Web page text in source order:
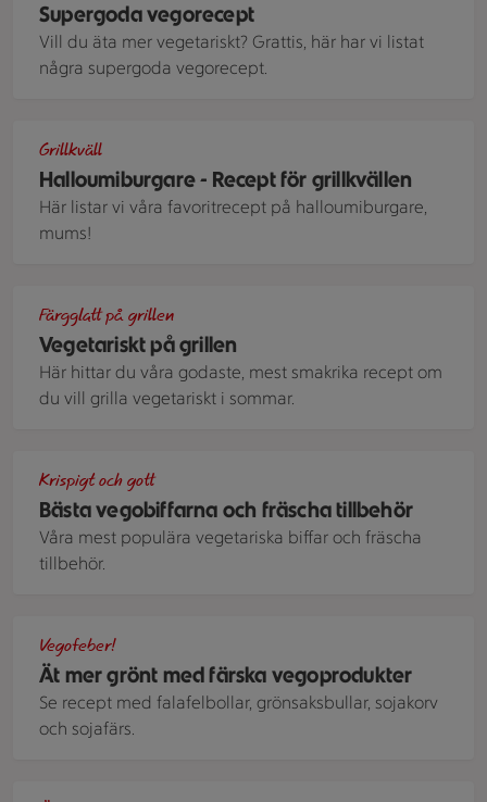
Supergoda vegorecept
Vill du äta mer vegetariskt? Grattis, här har vi listat
några supergoda vegorecept.
Halloumiburgare - Recept för grillkvällen
Grillkväll
Här listar vi våra favoritrecept på halloumiburgare,
mums!
Vegetariskt på grillen
Färgglatt på grillen
Här hittar du våra godaste, mest smakrika recept om
du vill grilla vegetariskt i sommar.
Bästa vegobiffarna och fräscha tillbehör
Krispigt och gott
Våra mest populära vegetariska biffar och fräscha
tillbehör.
Ät mer grönt med färska vegoprodukter
Vegofeber!
Se recept med falafelbollar, grönsaksbullar, sojakorv
och sojafärs.